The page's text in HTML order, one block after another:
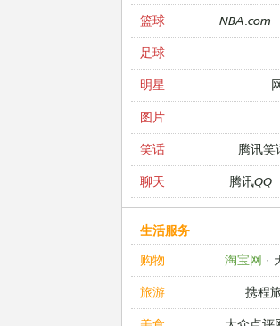
篮球 NBA.com
足球
明星
图片
笑话 腾讯笑
聊天 腾讯QQ
生活服务
购物
淘宝网 ·
旅游 携程